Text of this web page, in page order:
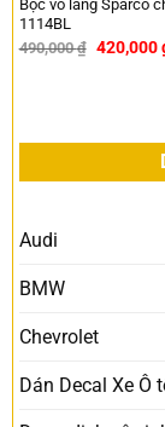
Bọc vô lăng Sparco
1114BL
490,000₫ 420,000
Audi
BMW
Chevrolet
Dán Decal Xe Ô